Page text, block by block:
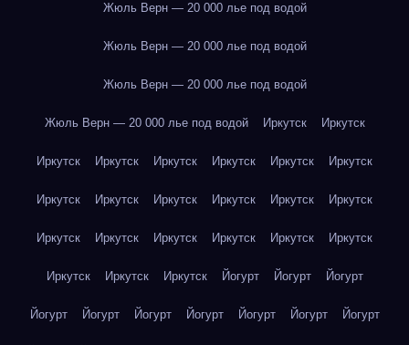
Жюль Верн — 20 000 лье под водой
Жюль Верн — 20 000 лье под водой
Жюль Верн — 20 000 лье под водой
Жюль Верн — 20 000 лье под водой Иркутск Иркутск
Иркутск Иркутск Иркутск Иркутск Иркутск Иркутск
Иркутск Иркутск Иркутск Иркутск Иркутск Иркутск
Иркутск Иркутск Иркутск Иркутск Иркутск Иркутск
Иркутск Иркутск Иркутск Йогурт Йогурт Йогурт
Йогурт Йогурт Йогурт Йогурт Йогурт Йогурт Йогурт